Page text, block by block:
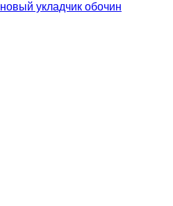
новый укладчик обочин